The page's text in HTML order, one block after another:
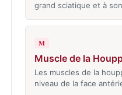
grand sciatique et à
M
Muscle de la
Les muscles de la
niveau de la face